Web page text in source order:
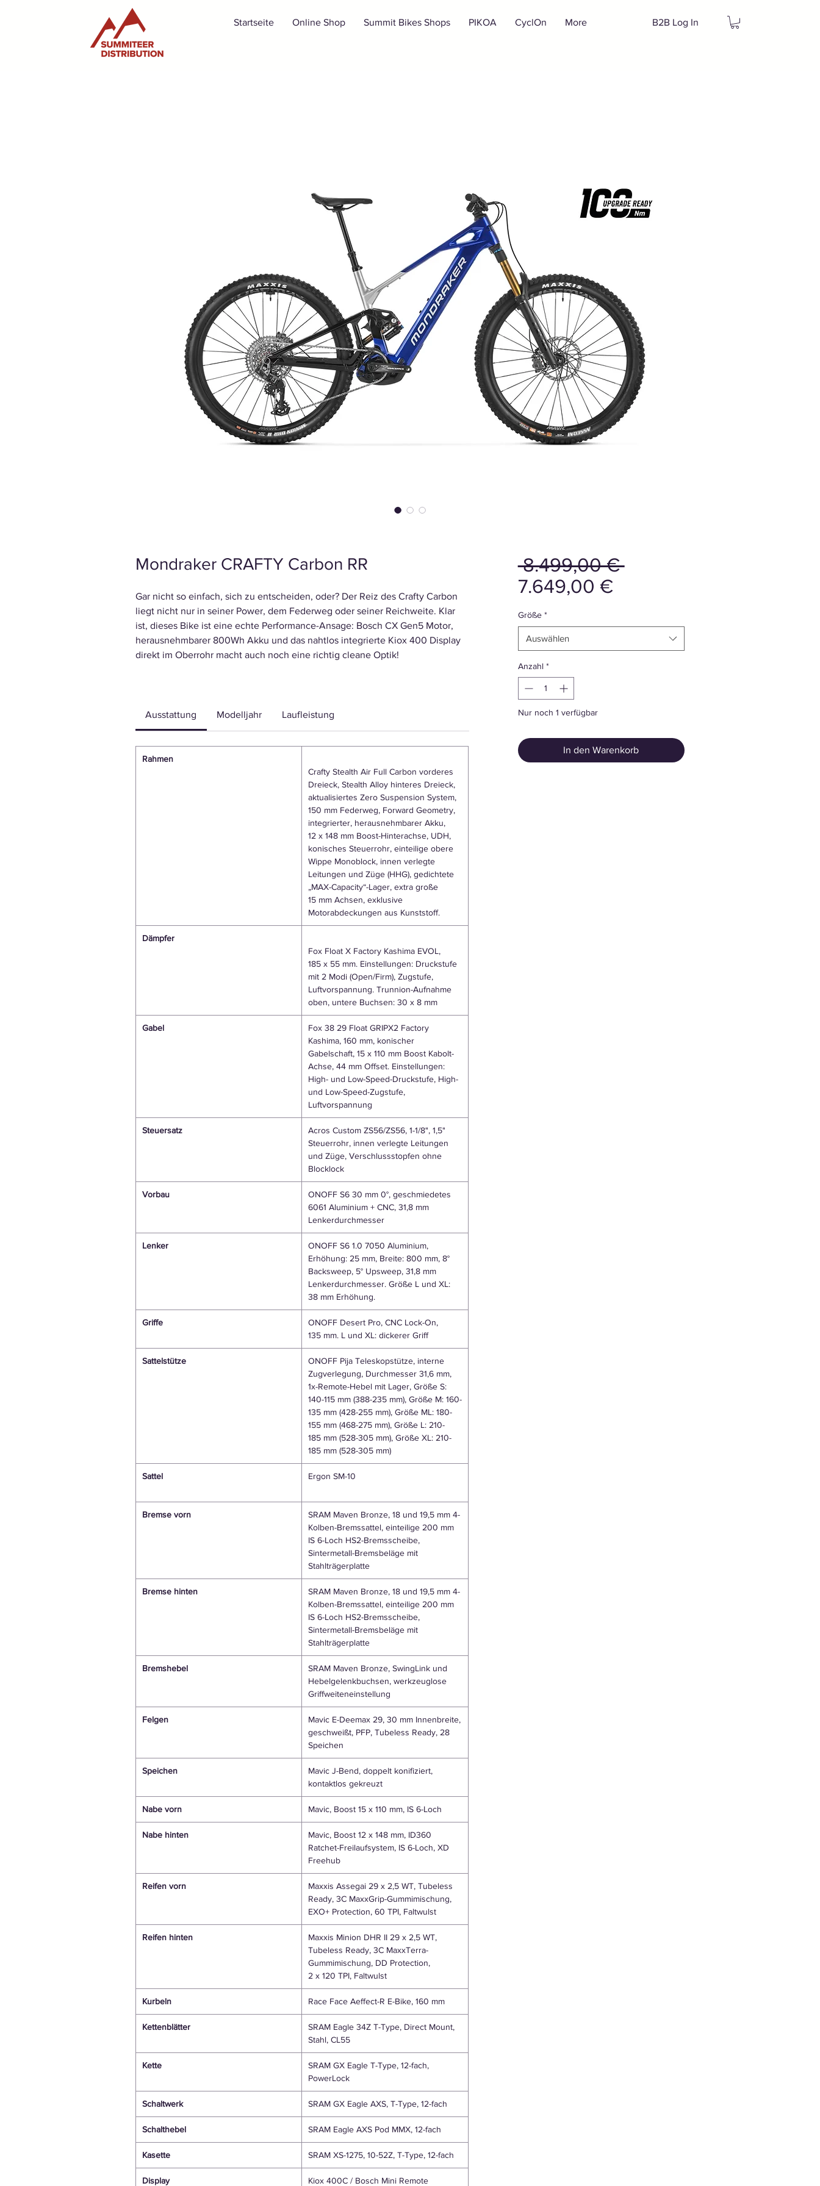
Startseite Online Shop Summit Bikes Shops PIKOA CyclOn More B2B Log In
Mondraker CRAFTY Carbon RR
Gar nicht so einfach, sich zu entscheiden, oder? Der Reiz des Crafty Carbon
liegt nicht nur in seiner Power, dem Federweg oder seiner Reichweite. Klar
ist, dieses Bike ist eine echte Performance-Ansage: Bosch CX Gen5 Motor,
herausnehmbarer 800Wh Akku und das nahtlos integrierte Kiox 400 Display
direkt im Oberrohr macht auch noch eine richtig cleane Optik!
Ausstattung Modelljahr Laufleistung
Rahmen
Crafty Stealth Air Full Carbon vorderes
Dreieck, Stealth Alloy hinteres Dreieck,
aktualisiertes Zero Suspension System,
150 mm Federweg, Forward Geometry,
integrierter, herausnehmbarer Akku,
12 x 148 mm Boost-Hinterachse, UDH,
konisches Steuerrohr, einteilige obere
Wippe Monoblock, innen verlegte
Leitungen und Züge (HHG), gedichtete
„MAX-Capacity“-Lager, extra große
15 mm Achsen, exklusive
Motorabdeckungen aus Kunststoff.
Dämpfer
Fox Float X Factory Kashima EVOL,
185 x 55 mm. Einstellungen: Druckstufe
mit 2 Modi (Open/Firm), Zugstufe,
Luftvorspannung. Trunnion-Aufnahme
oben, untere Buchsen: 30 x 8 mm
Gabel
Fox 38 29 Float GRIPX2 Factory
Kashima, 160 mm, konischer
Gabelschaft, 15 x 110 mm Boost Kabolt-
Achse, 44 mm Offset. Einstellungen:
High- und Low-Speed-Druckstufe, High-
und Low-Speed-Zugstufe,
Luftvorspannung
Steuersatz
Acros Custom ZS56/ZS56, 1-1/8", 1,5"
Steuerrohr, innen verlegte Leitungen
und Züge, Verschlussstopfen ohne
Blocklock
Vorbau
ONOFF S6 30 mm 0°, geschmiedetes
6061 Aluminium + CNC, 31,8 mm
Lenkerdurchmesser
Lenker
ONOFF S6 1.0 7050 Aluminium,
Erhöhung: 25 mm, Breite: 800 mm, 8°
Backsweep, 5° Upsweep, 31,8 mm
Lenkerdurchmesser. Größe L und XL:
38 mm Erhöhung.
Griffe
ONOFF Desert Pro, CNC Lock-On,
135 mm. L und XL: dickerer Griff
Sattelstütze
ONOFF Pija Teleskopstütze, interne
Zugverlegung, Durchmesser 31,6 mm,
1x-Remote-Hebel mit Lager, Größe S:
140-115 mm (388-235 mm), Größe M: 160-
135 mm (428-255 mm), Größe ML: 180-
155 mm (468-275 mm), Größe L: 210-
185 mm (528-305 mm), Größe XL: 210-
185 mm (528-305 mm)
Sattel Ergon SM-10
Bremse vorn
SRAM Maven Bronze, 18 und 19,5 mm 4-
Kolben-Bremssattel, einteilige 200 mm
IS 6-Loch HS2-Bremsscheibe,
Sintermetall-Bremsbeläge mit
Stahlträgerplatte
Bremse hinten
SRAM Maven Bronze, 18 und 19,5 mm 4-
Kolben-Bremssattel, einteilige 200 mm
IS 6-Loch HS2-Bremsscheibe,
Sintermetall-Bremsbeläge mit
Stahlträgerplatte
Bremshebel
SRAM Maven Bronze, SwingLink und
Hebelgelenkbuchsen, werkzeuglose
Griffweiteneinstellung
Felgen
Mavic E-Deemax 29, 30 mm Innenbreite,
geschweißt, PFP, Tubeless Ready, 28
Speichen
Speichen
Mavic J-Bend, doppelt konifiziert,
kontaktlos gekreuzt
Nabe vorn Mavic, Boost 15 x 110 mm, IS 6-Loch
Nabe hinten
Mavic, Boost 12 x 148 mm, ID360
Ratchet-Freilaufsystem, IS 6-Loch, XD
Freehub
Reifen vorn
Maxxis Assegai 29 x 2,5 WT, Tubeless
Ready, 3C MaxxGrip-Gummimischung,
EXO+ Protection, 60 TPI, Faltwulst
Reifen hinten
Maxxis Minion DHR II 29 x 2,5 WT,
Tubeless Ready, 3C MaxxTerra-
Gummimischung, DD Protection,
2 x 120 TPI, Faltwulst
Kurbeln Race Face Aeffect-R E-Bike, 160 mm
Kettenblätter
SRAM Eagle 34Z T-Type, Direct Mount,
Stahl, CL55
Kette
SRAM GX Eagle T-Type, 12-fach,
PowerLock
Schaltwerk SRAM GX Eagle AXS, T-Type, 12-fach
Schalthebel SRAM Eagle AXS Pod MMX, 12-fach
Kasette SRAM XS-1275, 10-52Z, T-Type, 12-fach
Display Kiox 400C / Bosch Mini Remote
8.499,00 € Standardpreis
7.649,00 €Sale-
Größe *
Auswählen
Anzahl *
Nur noch 1 verfügbar
In den Warenkorb